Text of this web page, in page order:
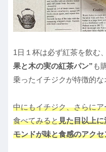
1日１杯は必ず紅茶を飲む
果と木の実の紅茶パン” も
乗ったイチジクが特徴的な
中にもイチジク、さらに
食べてみると見た目以上に
モンドが味と食感のアク